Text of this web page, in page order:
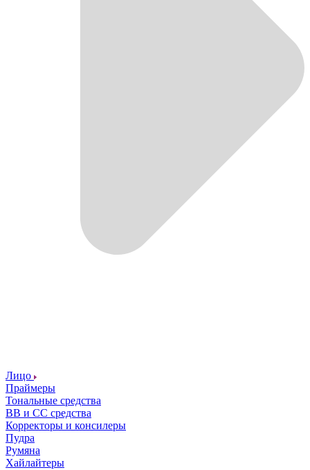
Лицо
Праймеры
Тональные средства
ВВ и СС средства
Корректоры и консилеры
Пудра
Румяна
Хайлайтеры